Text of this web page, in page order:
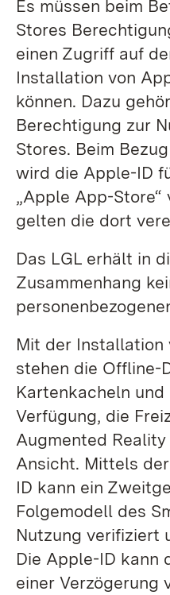
Es müssen beim
Stores
einen Zugriff auf
Installation von
können. Dazu
Berechtigung zur
Stores. Beim
wird die Apple-ID
„Apple App-
gelten die dort
Das LGL erhält in
Zusammenhang
Mit der Installation
stehen die Offline-
Kartenkacheln
Verfügung, die
Augmented
Ansicht. Mittels
ID kann ein
Folgemodell des
Nutzung verifiziert
Die Apple-ID kann
einer Verzögerung